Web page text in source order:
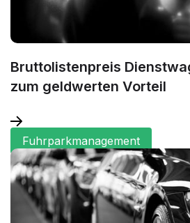
Bruttolistenpreis
zum geldwerten Vorteil
Fuhrparkmanagement